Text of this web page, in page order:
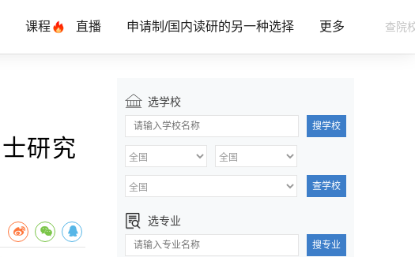
课程 直播 申请制/国内读研的另一种选择 更多
研究
选学校
搜学校
查学校
选专业
搜专业